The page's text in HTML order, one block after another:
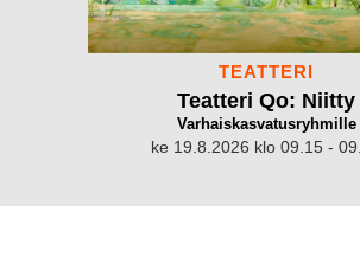
TEATTERI
Teatteri Qo: Niitty
Varhaiskasvatusryhmille
ke 19.8.2026 klo 09.15 -